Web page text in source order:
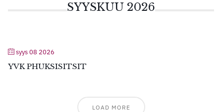
SYYSKUU 2026
syys 08 2026
YVK PHUKSISITSIT
LOAD MORE